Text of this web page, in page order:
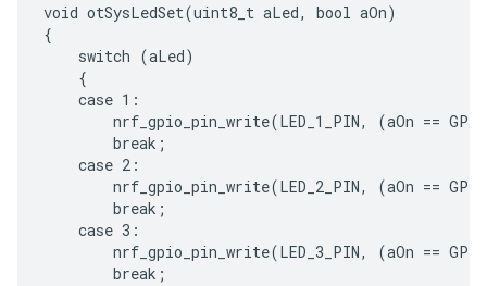
void otSysLedSet(uint8_t aLed, bool aOn)
{
    switch (aLed)
    {
    case 1:
nrf_gpio_pin_write(LED_1_PIN, (aOn ==
        break;
    case 2:
nrf_gpio_pin_write(LED_2_PIN, (aOn ==
        break;
    case 3:
nrf_gpio_pin_write(LED_3_PIN, (aOn ==
        break;